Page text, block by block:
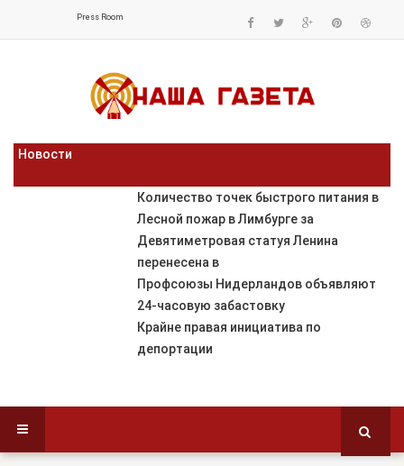
Press Room
Новости
Количество точек быстрого питания в
Лесной пожар в Лимбурге за
Девятиметровая статуя Ленина
перенесена в
Профсоюзы Нидерландов объявляют
24-часовую забастовку
Крайне правая инициатива по
депортации